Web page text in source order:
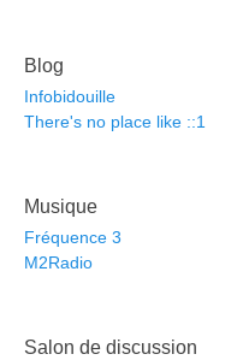
Blog
Infobidouille
There's no place like ::1
Musique
Fréquence 3
M2Radio
Salon de discussion